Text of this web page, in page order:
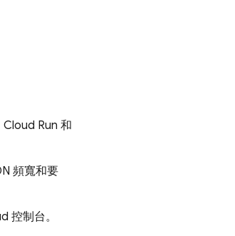
Cloud Run 和
頻寬和要
控制台。